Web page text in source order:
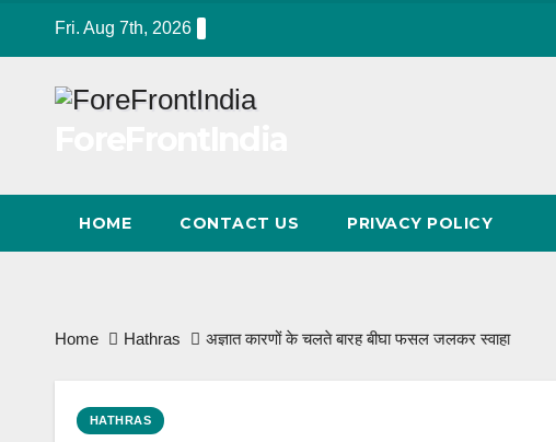
Fri. Aug 7th, 2026
HOME CONTACT US PRIVACY POLICY
Home Hathras अज्ञात कारणों के चलते बारह बीघा फसल जलकर स्वाहा
HATHRAS